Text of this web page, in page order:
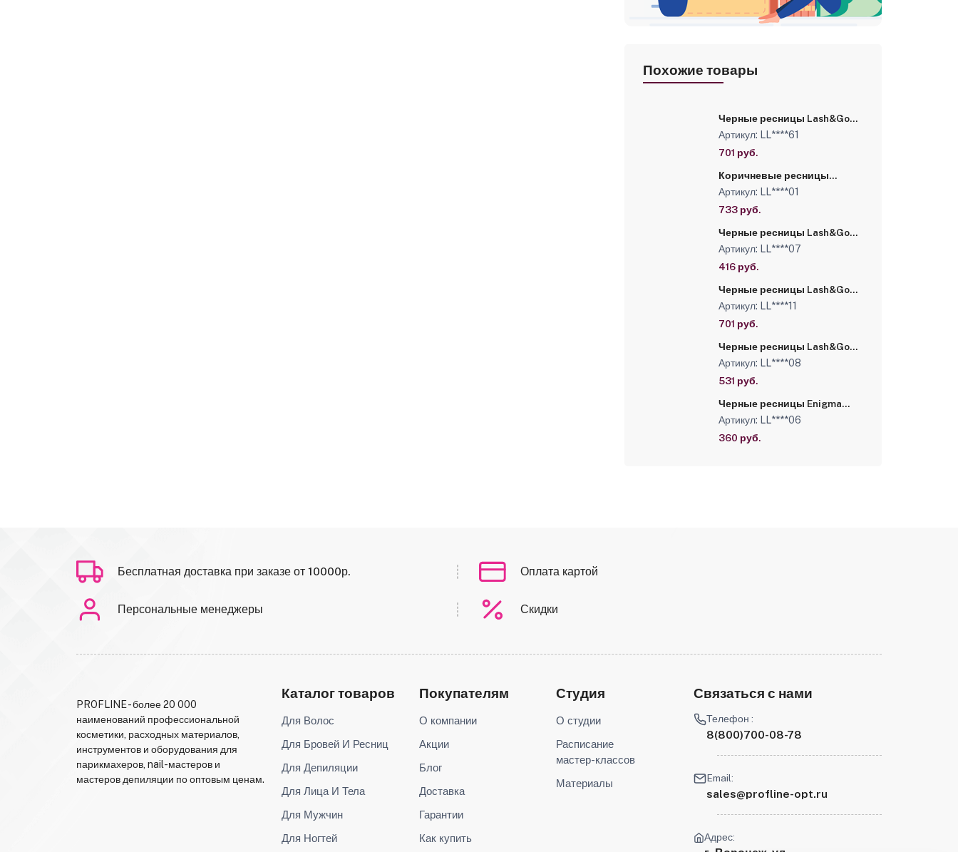
Похожие товары
Черные ресницы Lash&Go
0,10/D+/13 mm (16 линий)
Артикул: LL****61
701 руб.
Коричневые ресницы
Lash&Go микс 0,07/C/7-14
mm "Эспрессо" (16 линий)
Артикул: LL****01
733 руб.
Черные ресницы Lash&Go
микс 0,10/C/7-12 mm (6
линий)
Артикул: LL****07
416 руб.
Черные ресницы Lash&Go
0,10/D/8 mm (16 линий)
Артикул: LL****11
701 руб.
Черные ресницы Lash&Go
0,07/C/13 mm (16 линий)
Артикул: LL****08
531 руб.
Черные ресницы Enigma
микс 0,12/C/13-16 mm (6
линий)
Артикул: LL****06
360 руб.
Бесплатная доставка при заказе от 10000р. Оплата картой
Персональные менеджеры Скидки
PROFLINE - более 20 000
наименований профессиональной
косметики, расходных материалов,
инструментов и оборудования для
парикмахеров, nail-мастеров и
мастеров депиляции по оптовым ценам.
Каталог товаров
Для Волос
Для Бровей И Ресниц
Для Депиляции
Для Лица И Тела
Для Мужчин
Для Ногтей
Покупателям
О компании
Акции
Блог
Доставка
Гарантии
Как купить
Студия
О студии
Расписание
мастер-классов
Материалы
Связаться с нами
Телефон :
8(800)700-08-78
Email:
sales@profline-opt.ru
Адрес: